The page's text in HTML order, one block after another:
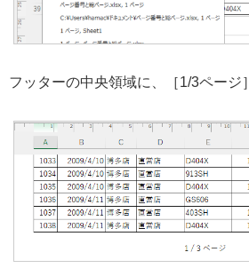
フッターの中央領域に、［1/3ページ